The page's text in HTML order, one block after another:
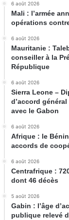
6 août 2026
Mali : l’armée
opérations
6 août 2026
Mauritanie :
conseiller à la
République
6 août 2026
Sierra Leone –
d’accord
avec le Gabon
6 août 2026
Afrique : le
accords de
6 août 2026
Centrafrique :
dont 46 décès
5 août 2026
Gabin : l’âge
publique relevé